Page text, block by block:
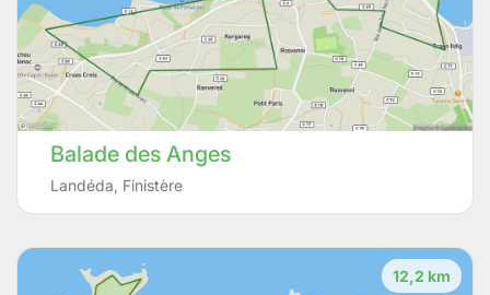
Balade des Anges
Landéda Finistère
12,2 km